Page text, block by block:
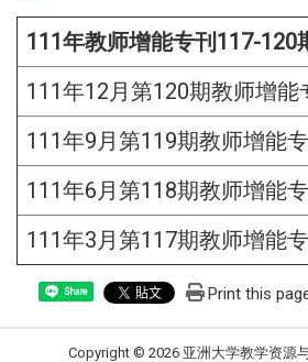
111年教师增能专刊117-120
111年12月第120期教师增能
111年9月第119期教师增能
111年6月第118期教师增能
111年3月第117期教师增能
Share Print this
Copyright © 2026 亚洲大学教学资源